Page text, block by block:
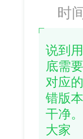
时
说到
底需
对应
错版
干净
大家